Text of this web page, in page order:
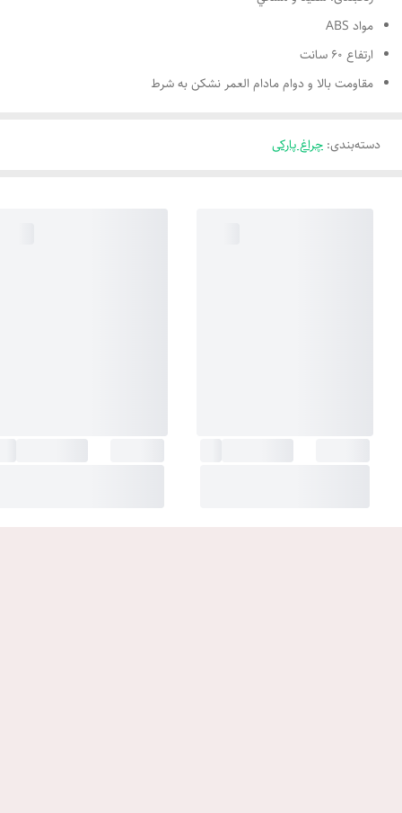
مواد ABS
ارتفاع 60 سانت
مقاومت بالا و دوام مادام العمر نشكن به شرط
دسته‌بندی: چراغ پارکی